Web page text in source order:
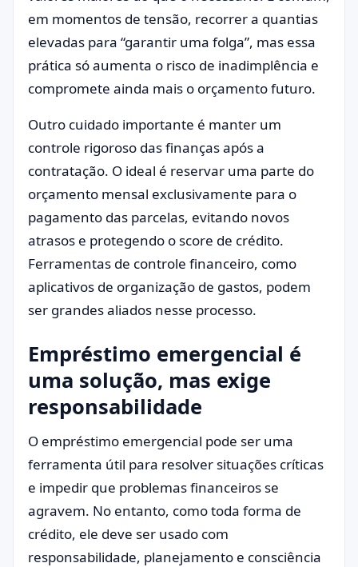
em momentos de tensão, recorrer a quantias
elevadas para “garantir uma folga”, mas essa
prática só aumenta o risco de inadimplência e
compromete ainda mais o orçamento futuro.
Outro cuidado importante é manter um
controle rigoroso das finanças após a
contratação. O ideal é reservar uma parte do
orçamento mensal exclusivamente para o
pagamento das parcelas, evitando novos
atrasos e protegendo o score de crédito.
Ferramentas de controle financeiro, como
aplicativos de organização de gastos, podem
ser grandes aliados nesse processo.
Empréstimo emergencial é
uma solução, mas exige
responsabilidade
O empréstimo emergencial pode ser uma
ferramenta útil para resolver situações críticas
e impedir que problemas financeiros se
agravem. No entanto, como toda forma de
crédito, ele deve ser usado com
responsabilidade, planejamento e consciência